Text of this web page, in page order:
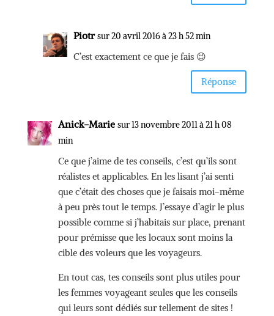
Piotr sur 20 avril 2016 à 23 h 52 min
C’est exactement ce que je fais 😉
Réponse
Anick-Marie sur 13 novembre 2011 à 21 h 08
min
Ce que j’aime de tes conseils, c’est qu’ils sont
réalistes et applicables. En les lisant j’ai senti
que c’était des choses que je faisais moi-même
à peu près tout le temps. J’essaye d’agir le plus
possible comme si j’habitais sur place, prenant
pour prémisse que les locaux sont moins la
cible des voleurs que les voyageurs.
En tout cas, tes conseils sont plus utiles pour
les femmes voyageant seules que les conseils
qui leurs sont dédiés sur tellement de sites !